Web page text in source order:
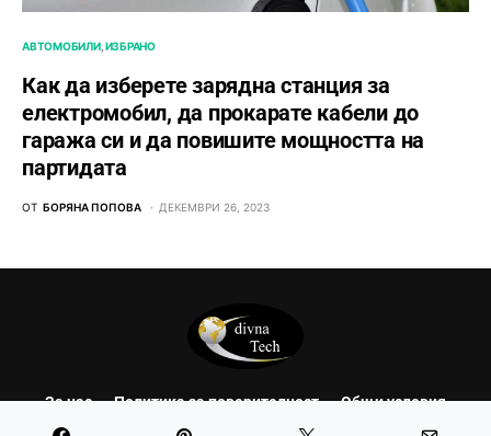
АВТОМОБИЛИ ИЗБРАНО
Как да изберете зарядна станция за
електромобил, да прокарате кабели до
гаража си и да повишите мощността на
партидата
ОТ БОРЯНА ПОПОВА ДЕКЕМВРИ 26, 2023
За нас Политика за поверителност Общи условия